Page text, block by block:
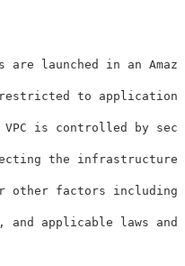
launched in an
to applications
is controlled by
the infrastructure
other factors